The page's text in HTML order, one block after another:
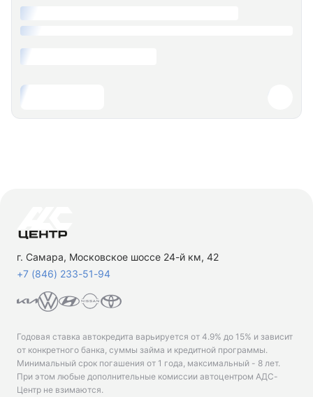
г. Самара, Московское шоссе 24-й км, 42
+7 (846) 233-51-94
Годовая ставка автокредита варьируется от 4.9% до 15% и зависит
от конкретного банка, суммы займа и кредитной программы.
Минимальный срок погашения от 1 года, максимальный - 8 лет.
При этом любые дополнительные комиссии автоцентром АДС-
Центр не взимаются.